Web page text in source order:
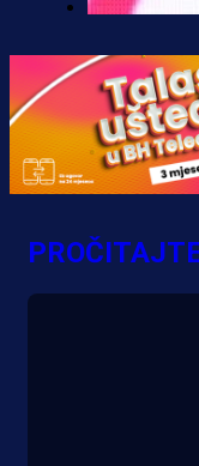
Željo
krenuo
10 h 13 min